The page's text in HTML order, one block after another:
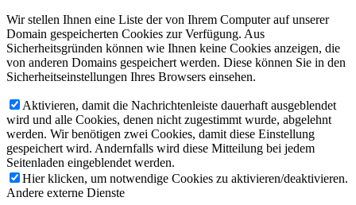
Wir stellen Ihnen eine Liste der von Ihrem Computer auf unserer
Domain gespeicherten Cookies zur Verfügung. Aus
Sicherheitsgründen können wie Ihnen keine Cookies anzeigen, die
von anderen Domains gespeichert werden. Diese können Sie in den
Sicherheitseinstellungen Ihres Browsers einsehen.
Aktivieren, damit die Nachrichtenleiste dauerhaft ausgeblendet
wird und alle Cookies, denen nicht zugestimmt wurde, abgelehnt
werden. Wir benötigen zwei Cookies, damit diese Einstellung
gespeichert wird. Andernfalls wird diese Mitteilung bei jedem
Seitenladen eingeblendet werden.
Hier klicken, um notwendige Cookies zu aktivieren/deaktivieren.
Andere externe Dienste